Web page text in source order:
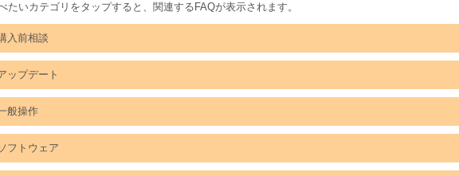
たいカテゴリをタップすると、関連するFAQが表示されます。
入前相談
ップデート
般操作
フトウェア